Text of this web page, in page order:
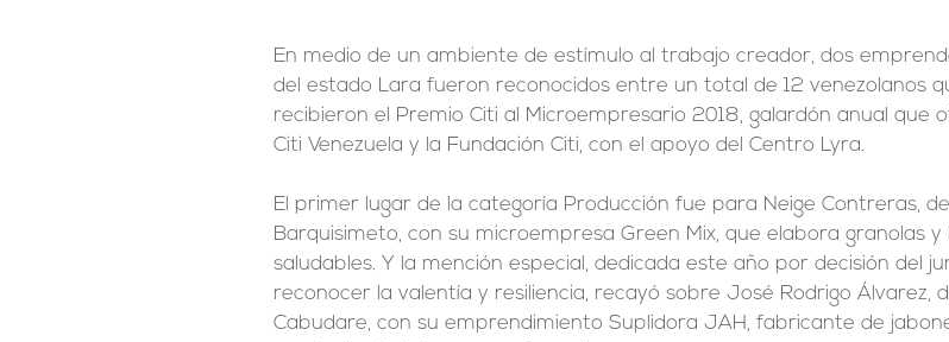
En medio de un ambiente de estímulo al trabajo creador, dos
del estado Lara fueron reconocidos entre un total de 12 venezolanos
recibieron el Premio Citi al Microempresario 2018, galardón anual que
Citi Venezuela y la Fundación Citi, con el apoyo del Centro Lyra.
El primer lugar de la categoría Producción fue para Neige Contreras, de
Barquisimeto, con su microempresa Green Mix, que elabora granolas
saludables. Y la mención especial, dedicada este año por decisión del
reconocer la valentía y resiliencia, recayó sobre José Rodrigo Álvarez,
Cabudare, con su emprendimiento Suplidora JAH, fabricante de